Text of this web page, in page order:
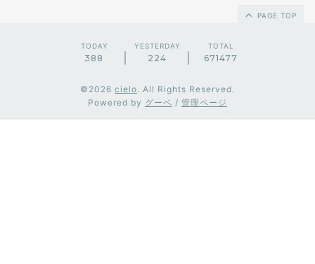
PAGE TOP
TODAY
388
YESTERDAY
224
TOTAL
671477
©2026 cielo. All Rights Reserved.
Powered by グーペ / 管理ページ